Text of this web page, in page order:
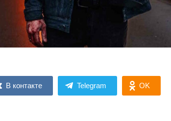
В контакте Telegram OK